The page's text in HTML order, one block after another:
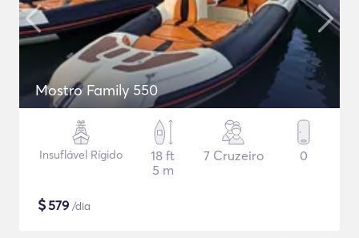
Mostro Family 550
Insuflável Rígido
18 ft
5 m
7 Cruzeiro 0
$579 /dia